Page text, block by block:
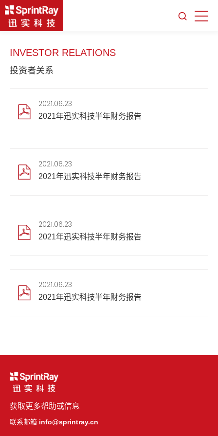
INVESTOR RELATIONS
投资者关系
2021.06.23
2021年迅实科技半年财务报告
2021.06.23
2021年迅实科技半年财务报告
2021.06.23
2021年迅实科技半年财务报告
2021.06.23
2021年迅实科技半年财务报告
获取更多帮助或信息
联系邮箱 info@sprintray.cn